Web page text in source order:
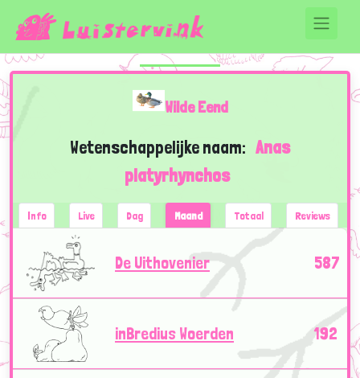
Wilde Eend
Wetenschappelijke naam: Anas
platyrhynchos
Info Live Dag Maand Totaal Reviews
De Uithovenier 587
inBredius Woerden 192